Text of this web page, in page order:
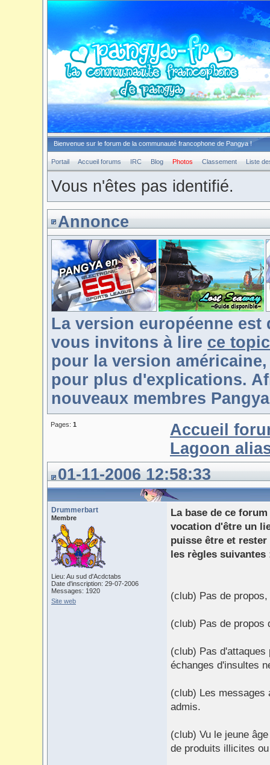
Bienvenue sur le forum de la communauté francophone de Pangya !
Portail Accueil forums IRC Blog Photos Classement Liste
Vous n'êtes pas identifié.
Annonce
La version européenne
vous invitons à lire ce topic
pour la version
pour plus d'explications.
nouveaux membres
Pages: 1
Accueil
Lagoon
01-11-2006 12:58:33
Drummerbart
Membre
Lieu: Au sud d'Acdctabs
Date d'inscription: 29-07-2006
Messages: 1920
Site web
La base de ce
vocation d'être un
puisse être et
les règles suivantes
(club) Pas de
(club) Pas de
(club) Pas
échanges d'insultes
(club) Les messages
admis.
(club) Vu le jeune
de produits illicites